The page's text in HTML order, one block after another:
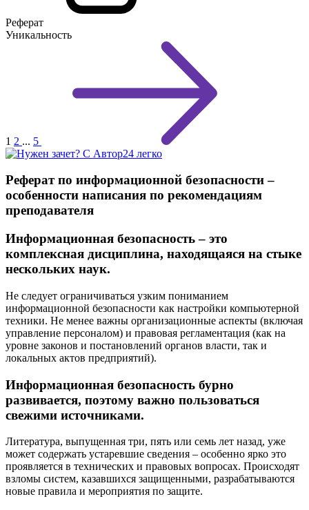
Реферат
Уникальность
1 2 ... 5
Реферат по информационной безопасности –
особенности написания по рекомендациям
преподавателя
Информационная безопасность – это
комплексная дисциплина, находящаяся на стыке
нескольких наук.
Не следует ограничиваться узким пониманием
информационной безопасности как настройки компьютерной
техники. Не менее важны организационные аспекты (включая
управление персоналом) и правовая регламентация (как на
уровне законов и постановлений органов власти, так и
локальных актов предприятий).
Информационная безопасность бурно
развивается, поэтому важно пользоваться
свежими источниками.
Литература, выпущенная три, пять или семь лет назад, уже
может содержать устаревшие сведения – особенно ярко это
проявляется в технических и правовых вопросах. Происходят
взломы систем, казавшихся защищенными, разрабатываются
новые правила и мероприятия по защите.